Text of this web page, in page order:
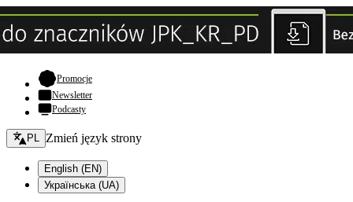
Promocje- otwiera się w nowej karcie
Newsletter
Podcasty
Zmień język - bieżący:
PL Zmień język strony
English (EN)
Українська (UA)